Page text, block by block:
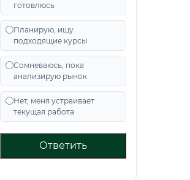
готовлюсь
Планирую, ищу
подходящие курсы
Сомневаюсь, пока
анализирую рынок
Нет, меня устраивает
текущая работа
Ответить